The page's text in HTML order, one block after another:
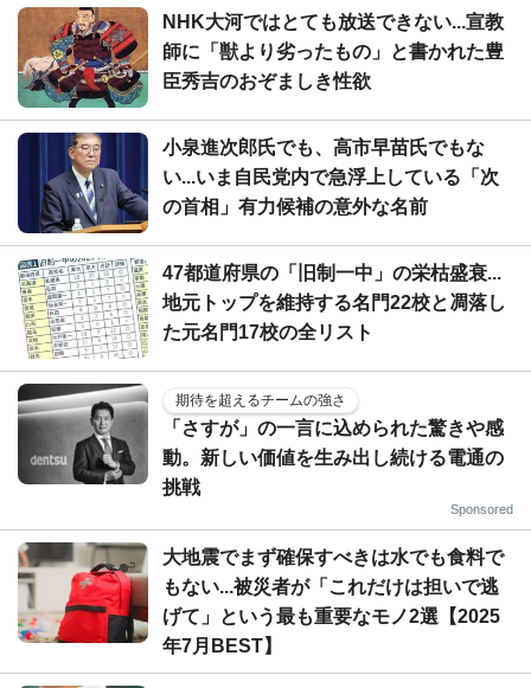
NHK大河ではとても放送できない...宣教
師に「獣より劣ったもの」と書かれた豊
臣秀吉のおぞましき性欲
小泉進次郎氏でも、高市早苗氏でもな
い...いま自民党内で急浮上している「次
の首相」有力候補の意外な名前
47都道府県の「旧制一中」の栄枯盛衰...
地元トップを維持する名門22校と凋落し
た元名門17校の全リスト
期待を超えるチームの強さ
「さすが」の一言に込められた驚きや感
動。新しい価値を生み出し続ける電通の
挑戦
Sponsored
大地震でまず確保すべきは水でも食料で
もない...被災者が「これだけは担いで逃
げて」という最も重要なモノ2選【2025
年7月BEST】